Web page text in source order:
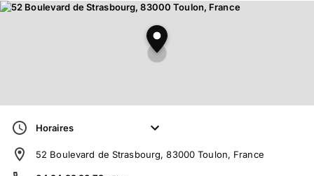
Horaires
52 Boulevard de Strasbourg, 83000 Toulon, France